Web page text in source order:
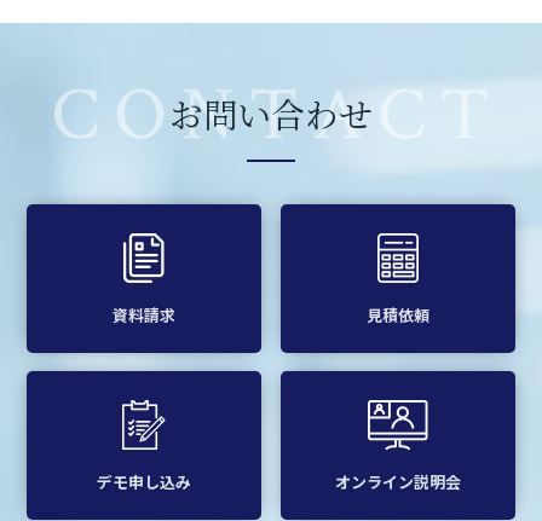
お問い合わせ
資料請求 見積依頼
デモ申し込み オンライン説明会